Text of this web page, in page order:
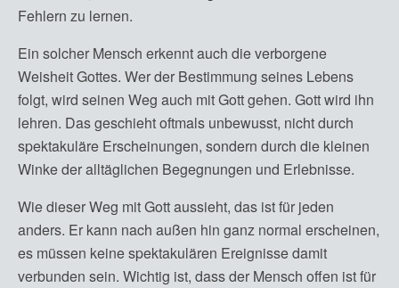
Fehlern zu lernen.
Ein solcher Mensch erkennt auch die verborgene
Weisheit Gottes. Wer der Bestimmung seines Lebens
folgt, wird seinen Weg auch mit Gott gehen. Gott wird ihn
lehren. Das geschieht oftmals unbewusst, nicht durch
spektakuläre Erscheinungen, sondern durch die kleinen
Winke der alltäglichen Begegnungen und Erlebnisse.
Wie dieser Weg mit Gott aussieht, das ist für jeden
anders. Er kann nach außen hin ganz normal erscheinen,
es müssen keine spektakulären Ereignisse damit
verbunden sein. Wichtig ist, dass der Mensch offen ist für